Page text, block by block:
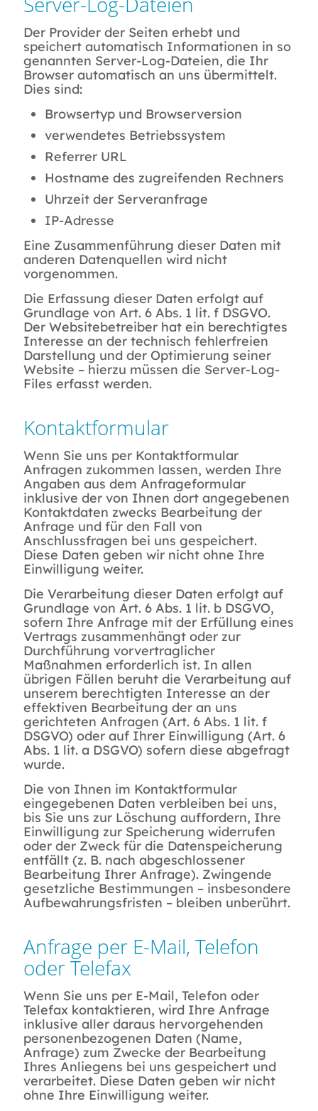
Der Provider der Seiten erhebt und
speichert automatisch Informationen in so
genannten Server-Log-Dateien, die Ihr
Browser automatisch an uns übermittelt.
Dies sind:
Browsertyp und Browserversion
verwendetes Betriebssystem
Referrer URL
Hostname des zugreifenden Rechners
Uhrzeit der Serveranfrage
IP-Adresse
Eine Zusammenführung dieser Daten mit
anderen Datenquellen wird nicht
vorgenommen.
Die Erfassung dieser Daten erfolgt auf
Grundlage von Art. 6 Abs. 1 lit. f DSGVO.
Der Websitebetreiber hat ein berechtigtes
Interesse an der technisch fehlerfreien
Darstellung und der Optimierung seiner
Website – hierzu müssen die Server-Log-
Files erfasst werden.
Kontaktformular
Wenn Sie uns per Kontaktformular
Anfragen zukommen lassen, werden Ihre
Angaben aus dem Anfrageformular
inklusive der von Ihnen dort angegebenen
Kontaktdaten zwecks Bearbeitung der
Anfrage und für den Fall von
Anschlussfragen bei uns gespeichert.
Diese Daten geben wir nicht ohne Ihre
Einwilligung weiter.
Die Verarbeitung dieser Daten erfolgt auf
Grundlage von Art. 6 Abs. 1 lit. b DSGVO,
sofern Ihre Anfrage mit der Erfüllung eines
Vertrags zusammenhängt oder zur
Durchführung vorvertraglicher
Maßnahmen erforderlich ist. In allen
übrigen Fällen beruht die Verarbeitung auf
unserem berechtigten Interesse an der
effektiven Bearbeitung der an uns
gerichteten Anfragen (Art. 6 Abs. 1 lit. f
DSGVO) oder auf Ihrer Einwilligung (Art. 6
Abs. 1 lit. a DSGVO) sofern diese abgefragt
wurde.
Die von Ihnen im Kontaktformular
eingegebenen Daten verbleiben bei uns,
bis Sie uns zur Löschung auffordern, Ihre
Einwilligung zur Speicherung widerrufen
oder der Zweck für die Datenspeicherung
entfällt (z. B. nach abgeschlossener
Bearbeitung Ihrer Anfrage). Zwingende
gesetzliche Bestimmungen – insbesondere
Aufbewahrungsfristen – bleiben unberührt.
Anfrage per E-Mail, Telefon
oder Telefax
Wenn Sie uns per E-Mail, Telefon oder
Telefax kontaktieren, wird Ihre Anfrage
inklusive aller daraus hervorgehenden
personenbezogenen Daten (Name,
Anfrage) zum Zwecke der Bearbeitung
Ihres Anliegens bei uns gespeichert und
verarbeitet. Diese Daten geben wir nicht
ohne Ihre Einwilligung weiter.